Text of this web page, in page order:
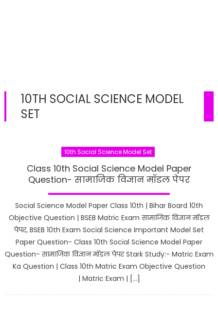
10TH SOCIAL SCIENCE MODEL
SET
10th Social Science Model Set
Class 10th Social Science Model Paper
Question- सामाजिक विज्ञान मॉडल पेपर
Social Science Model Paper Class 10th | Bihar Board 10th
Objective Question | BSEB Matric Exam सामाजिक विज्ञान मॉडल
पेपर, BSEB 10th Exam Social Science Important Model Set
Paper Question- Class 10th Social Science Model Paper
Question- सामाजिक विज्ञान मॉडल पेपर Stark Study:- Matric Exam
Ka Question | Class 10th Matric Exam Objective Question
| Matric Exam | […]